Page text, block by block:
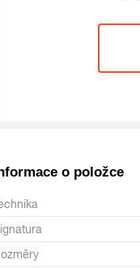
o položce